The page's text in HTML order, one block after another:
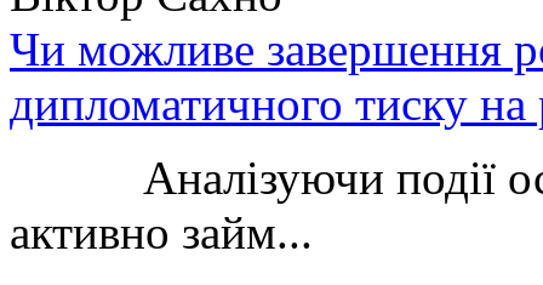
Чи можливе завершення
дипломатичного тиску
Аналізуючи події
активно займ...